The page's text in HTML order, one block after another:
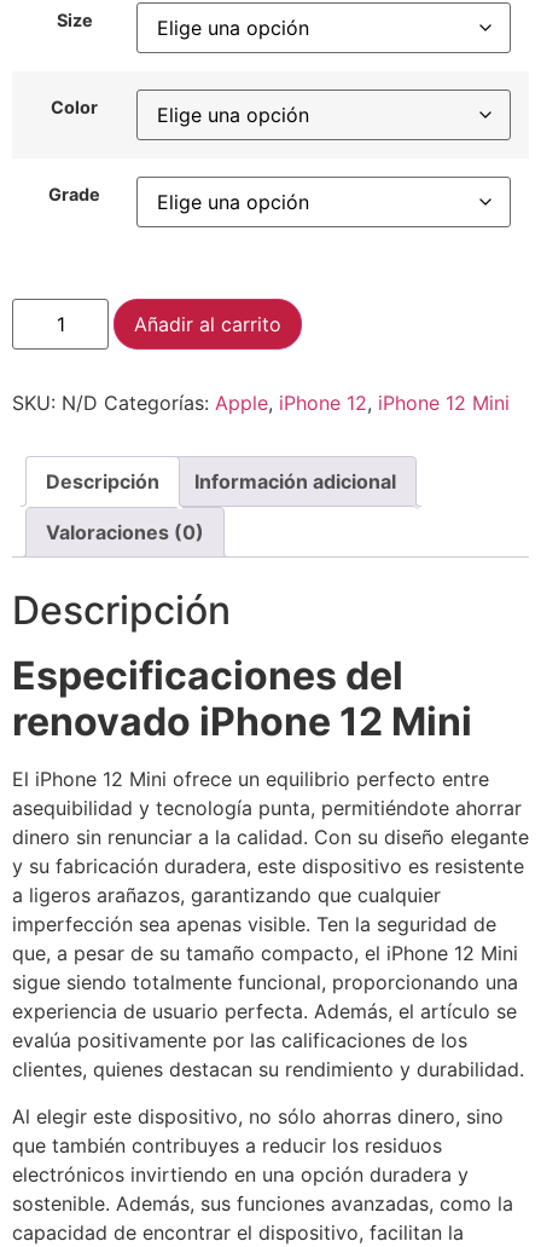
Size
Color
Grade
Añadir al carrito
SKU: N/D Categorías: Apple, iPhone 12, iPhone 12 Mini
Descripción Información adicional
Valoraciones (0)
Descripción
Especificaciones del
renovado iPhone 12 Mini
El iPhone 12 Mini ofrece un equilibrio perfecto entre
asequibilidad y tecnología punta, permitiéndote ahorrar
dinero sin renunciar a la calidad. Con su diseño elegante
y su fabricación duradera, este dispositivo es resistente
a ligeros arañazos, garantizando que cualquier
imperfección sea apenas visible. Ten la seguridad de
que, a pesar de su tamaño compacto, el iPhone 12 Mini
sigue siendo totalmente funcional, proporcionando una
experiencia de usuario perfecta. Además, el artículo se
evalúa positivamente por las calificaciones de los
clientes, quienes destacan su rendimiento y durabilidad.
Al elegir este dispositivo, no sólo ahorras dinero, sino
que también contribuyes a reducir los residuos
electrónicos invirtiendo en una opción duradera y
sostenible. Además, sus funciones avanzadas, como la
capacidad de encontrar el dispositivo, facilitan la